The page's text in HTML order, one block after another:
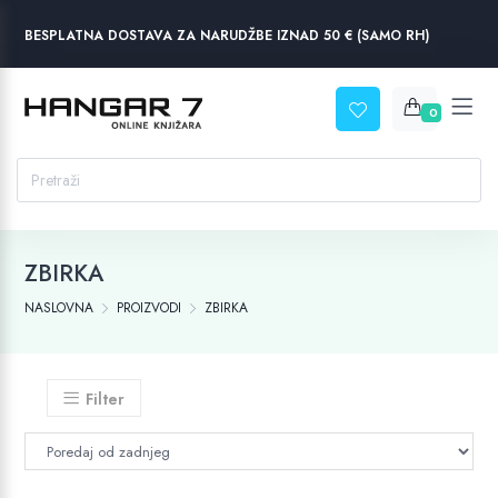
BESPLATNA DOSTAVA ZA NARUDŽBE IZNAD 50 € (SAMO RH)
0
ZBIRKA
NASLOVNA PROIZVODI ZBIRKA
Filter